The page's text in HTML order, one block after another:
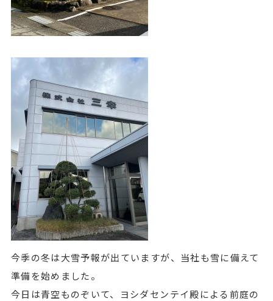
今季の冬は大雪予報が出ていますが、当社も雪に備えて
準備を始めました。
今日は青空ものぞいて、ヨシダセンテイ殿による前庭の